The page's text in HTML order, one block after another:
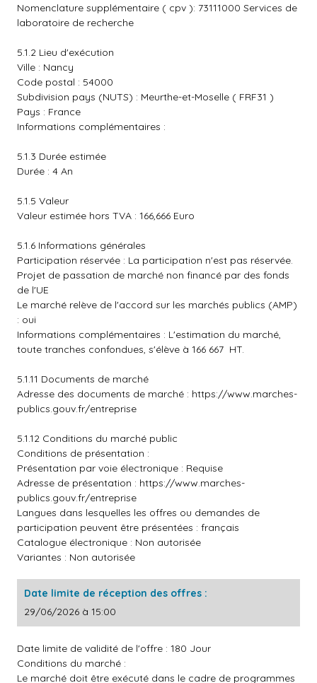
Nomenclature supplémentaire ( cpv ): 73111000 Services de
laboratoire de recherche
5.1.2 Lieu d'exécution
Ville : Nancy
Code postal : 54000
Subdivision pays (NUTS) : Meurthe-et-Moselle ( FRF31 )
Pays : France
Informations complémentaires :
5.1.3 Durée estimée
Durée : 4 An
5.1.5 Valeur
Valeur estimée hors TVA : 166,666 Euro
5.1.6 Informations générales
Participation réservée : La participation n'est pas réservée.
Projet de passation de marché non financé par des fonds
de l'UE
Le marché relève de l'accord sur les marchés publics (AMP)
: oui
Informations complémentaires : L'estimation du marché,
toute tranches confondues, s'élève à 166 667  HT.
5.1.11 Documents de marché
Adresse des documents de marché : https://www.marches-
publics.gouv.fr/entreprise
5.1.12 Conditions du marché public
Conditions de présentation :
Présentation par voie électronique : Requise
Adresse de présentation : https://www.marches-
publics.gouv.fr/entreprise
Langues dans lesquelles les offres ou demandes de
participation peuvent être présentées : français
Catalogue électronique : Non autorisée
Variantes : Non autorisée
Date limite de réception des offres :
29/06/2026 à 15:00
Date limite de validité de l'offre : 180 Jour
Conditions du marché :
Le marché doit être exécuté dans le cadre de programmes